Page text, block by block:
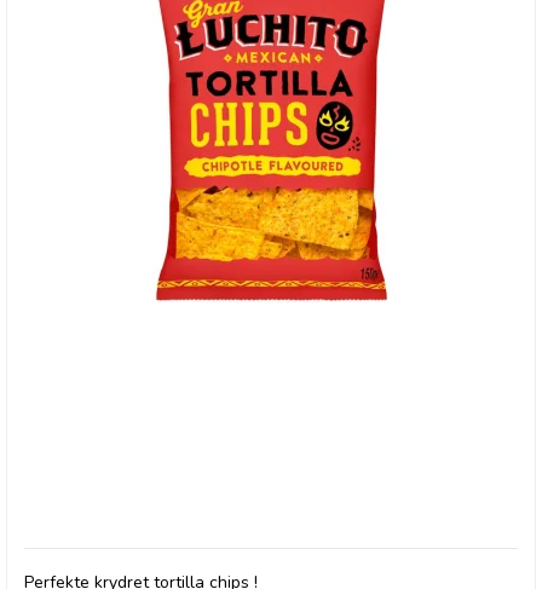
Perfekte krydret tortilla chips !